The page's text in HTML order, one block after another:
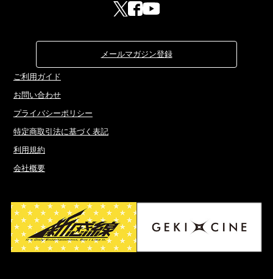
メールマガジン登録
ご利用ガイド
お問い合わせ
プライバシーポリシー
特定商取引法に基づく表記
利用規約
会社概要